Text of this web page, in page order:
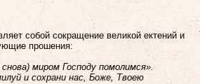
собой сокращение великой ектений и
прошения:
миром Господу помолимся».
и сохрани нас, Боже, Твоею